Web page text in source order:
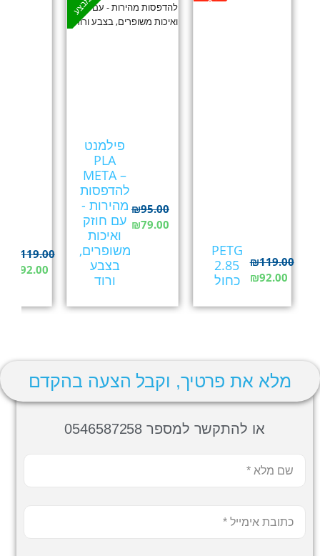
PETG
2.85
כחול
₪119.00
₪92.00
פילמנט
PLA
META –
להדפסות
מהירות -
עם חוזק
ואיכות
משופרים,
בצבע
ורוד
₪95.00
₪79.00
119.00
92.00
מלא את פרטיך, וקבל הצעה בהקדם
או להתקשר למספר 0546587258